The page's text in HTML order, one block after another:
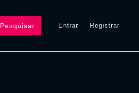
Pesquisar Entrar Registrar